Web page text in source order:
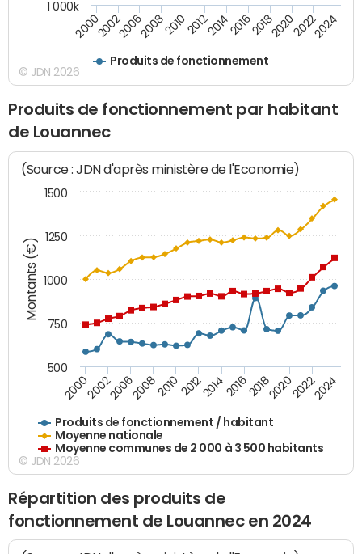
Produits de fonctionnement
200020022006200820102012201420162018202020222024
1 000k
© JDN 2026
Produits de fonctionnement par habitant
de Louannec
Montants (€)
(Source : JDN d'après ministère de l'Economie)
Produits de fonctionnement / habitant
Moyenne nationale
Moyenne communes de 2 000 à 3 500 habitants
200020022006200820102012201420162018202020222024
500
750
1000
1250
1500
© JDN 2026
Répartition des produits de
fonctionnement de Louannec en 2024